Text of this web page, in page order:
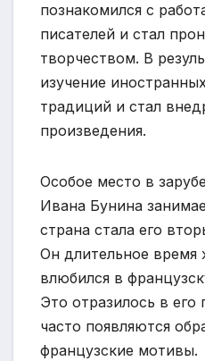
познакомился с
писателей и стал
творчеством. В
изучение
традиций и стал
произведения.
Особое место в
Ивана Бунина
страна стала его
Он длительное
влюбился в
Это отразилось в его
часто появляются
французские мотивы.